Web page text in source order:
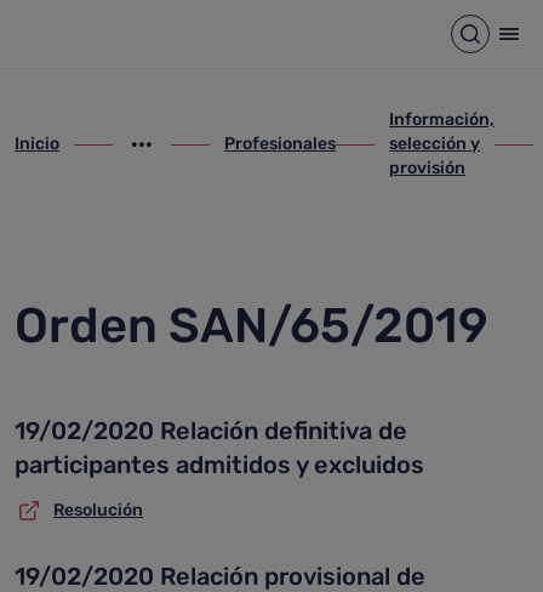
Abrir
ir-a inicio
Inicio
Mostrar opciones del camino de migas
ir-a Profesionales
Profesionales
ir-a Información,
Información,
selección y
provisión
Orden SAN/65/2019
19/02/2020 Relación definitiva de
participantes admitidos y excluidos
Resolución
19/02/2020 Relación provisional de